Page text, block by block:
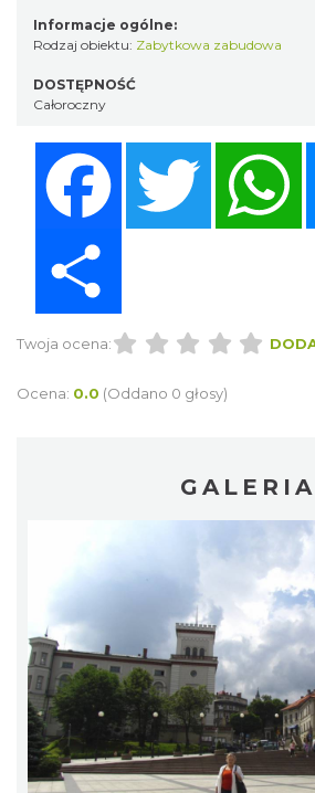
Informacje ogólne:
Rodzaj obiektu: Zabytkowa zabudowa
DOSTĘPNOŚĆ
Całoroczny
Twitter
Twoja ocena:
Ocena: 0.0 (Oddano 0 głosy)
GALERIA